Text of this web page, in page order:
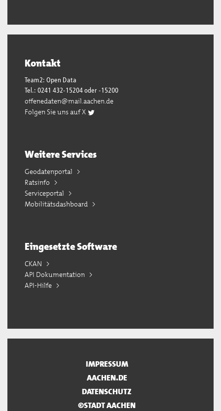
Kontakt
Team2: Open Data
Tel.: 0241 432-15204 oder -15200
offenedaten@mail.aachen.de
Folgen Sie uns auf X
Weitere Services
Geodatenportal
Ratsinfo
Serviceportal
Mobilitätsdashboard
Eingesetzte Software
CKAN
API Dokumentation
API-Hilfe
IMPRESSUM
AACHEN.DE
DATENSCHUTZ
©STADT AACHEN